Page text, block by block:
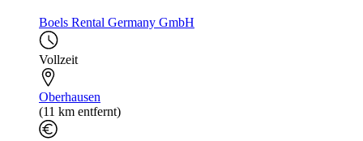
Boels Rental Germany GmbH
Vollzeit
Oberhausen
(11 km entfernt)